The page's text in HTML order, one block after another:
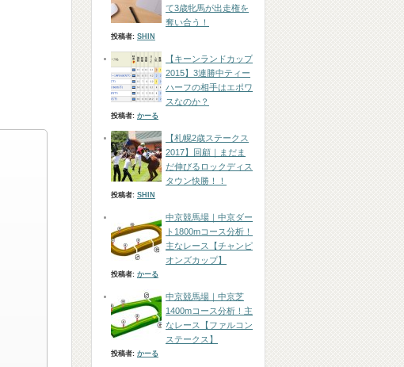
て3歳牝馬が出走権を
奪い合う！
投稿者: SHIN
【キーンランドカップ
2015】3連勝中ティー
ハーフの相手はエポワ
スなのか？
投稿者: かーる
【札幌2歳ステークス
2017】回顧｜まだま
だ伸びるロックディス
タウン快勝！！
投稿者: SHIN
中京競馬場｜中京ダー
ト1800mコース分析！
主なレース【チャンピ
オンズカップ】
投稿者: かーる
中京競馬場｜中京芝
1400mコース分析！主
なレース【ファルコン
ステークス】
投稿者: かーる